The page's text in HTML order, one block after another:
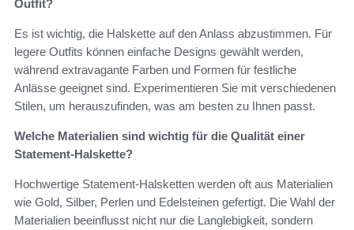
Outfit?
Es ist wichtig, die Halskette auf den Anlass abzustimmen. Für
legere Outfits können einfache Designs gewählt werden,
während extravagante Farben und Formen für festliche
Anlässe geeignet sind. Experimentieren Sie mit verschiedenen
Stilen, um herauszufinden, was am besten zu Ihnen passt.
Welche Materialien sind wichtig für die Qualität einer
Statement-Halskette?
Hochwertige Statement-Halsketten werden oft aus Materialien
wie Gold, Silber, Perlen und Edelsteinen gefertigt. Die Wahl der
Materialien beeinflusst nicht nur die Langlebigkeit, sondern